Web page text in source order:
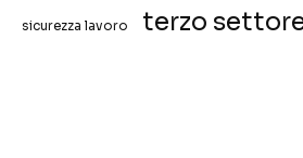
sicurezza lavoro terzo